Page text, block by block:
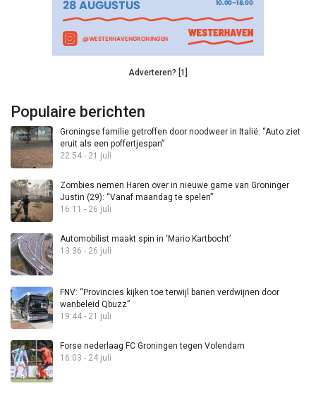
Adverteren? [1]
Populaire berichten
Groningse familie getroffen door noodweer in Italië: “Auto ziet
eruit als een poffertjespan”
22:54 - 21 juli
Zombies nemen Haren over in nieuwe game van Groninger
Justin (29): “Vanaf maandag te spelen”
16:11 - 26 juli
Automobilist maakt spin in ‘Mario Kartbocht’
13:36 - 26 juli
FNV: “Provincies kijken toe terwijl banen verdwijnen door
wanbeleid Qbuzz”
19:44 - 21 juli
Forse nederlaag FC Groningen tegen Volendam
16:03 - 24 juli